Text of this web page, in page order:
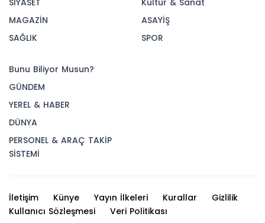
SİYASET
MAGAZİN
SAĞLIK
Kültür & Sanat
ASAYİŞ
SPOR
Bunu Biliyor Musun?
GÜNDEM
YEREL & HABER
DÜNYA
PERSONEL & ARAÇ TAKİP
SİSTEMİ
İletişim Künye Yayın İlkeleri Kurallar
Gizlilik
Kullanıcı Sözleşmesi
Veri Politikası